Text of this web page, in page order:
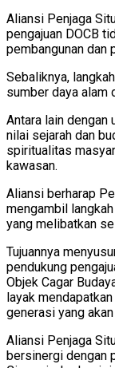
Aliansi Penjaga
pengajuan DOCB
pembangunan dan
Sebaliknya,
sumber daya alam
Antara lain dengan
nilai sejarah dan
spiritualitas
kawasan.
Aliansi berharap
mengambil
yang melibatkan
Tujuannya
pendukung
Objek Cagar
layak
generasi yang
Aliansi Penjaga
bersinergi dengan